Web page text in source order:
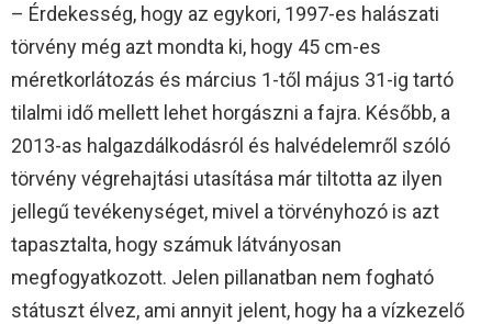
– Érdekesség, hogy az egykori, 1997-es halászati
törvény még azt mondta ki, hogy 45 cm-es
méretkorlátozás és március 1-től május 31-ig tartó
tilalmi idő mellett lehet horgászni a fajra. Később, a
2013-as halgazdálkodásról és halvédelemről szóló
törvény végrehajtási utasítása már tiltotta az ilyen
jellegű tevékenységet, mivel a törvényhozó is azt
tapasztalta, hogy számuk látványosan
megfogyatkozott. Jelen pillanatban nem fogható
státuszt élvez, ami annyit jelent, hogy ha a vízkezelő